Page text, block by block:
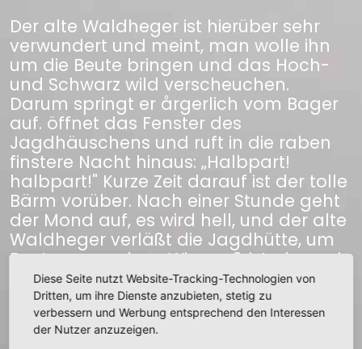
Der alte Waldheger ist hierüber sehr
verwundert und meint, man wolle ihn
um die Beute bringen und das Hoch-
und Schwarz wild verscheuchen.
Darum springt er årgerlich vom Bager
auf. öffnet das Fenster des
Jagdhäuschens und ruft in die raben
finstere Nacht hinaus: „Halbpart!
halbpart!" Kurze Zeit darauf ist der tolle
Bärm vorüber. Nach einer Stunde geht
der Mond auf, es wird hell, und der alte
Waldheger verläßt die Jagdhütte, um
Beute zu machen. Wie groß ist aber sein
Erstaunen, als er draußen vor dem
Jagdhäuschen eine große Anzahl
erlegter Hirsche und Wildschweine
erblickt, die an den Bäumen
Diese Seite nutzt Website-Tracking-Technologien von
Dritten, um ihre Dienste anzubieten, stetig zu
verbessern und Werbung entsprechend den Interessen
der Nutzer anzuzeigen.